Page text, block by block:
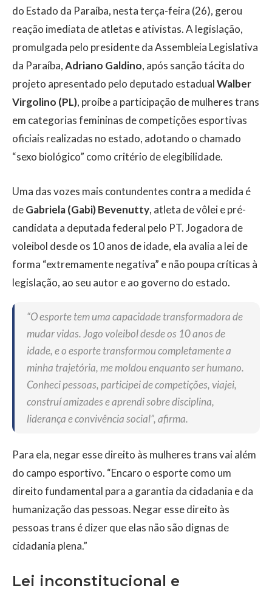
do Estado da Paraíba, nesta terça-feira (26), gerou
reação imediata de atletas e ativistas. A legislação,
promulgada pelo presidente da Assembleia Legislativa
da Paraíba,Adriano Galdino, após sanção tácita do
projeto apresentado pelo deputado estadualWalber
Virgolino (PL), proíbe a participação de mulheres trans
em categorias femininas de competições esportivas
oficiais realizadas no estado, adotando o chamado
“sexo biológico” como critério de elegibilidade.
Uma das vozes mais contundentes contra a medida é
deGabriela (Gabi) Bevenutty, atleta de vôlei e pré-
candidata a deputada federal pelo PT. Jogadora de
voleibol desde os 10 anos de idade, ela avalia a lei de
forma “extremamente negativa” e não poupa críticas à
legislação, ao seu autor e ao governo do estado.
“O esporte tem uma capacidade transformadora de
mudar vidas. Jogo voleibol desde os 10 anos de
idade, e o esporte transformou completamente a
minha trajetória, me moldou enquanto ser humano.
Conheci pessoas, participei de competições, viajei,
construí amizades e aprendi sobre disciplina,
liderança e convivência social”, afirma.
Para ela, negar esse direito às mulheres trans vai além
do campo esportivo. “Encaro o esporte como um
direito fundamental para a garantia da cidadania e da
humanização das pessoas. Negar esse direito às
pessoas trans é dizer que elas não são dignas de
cidadania plena.”
Lei inconstitucional e